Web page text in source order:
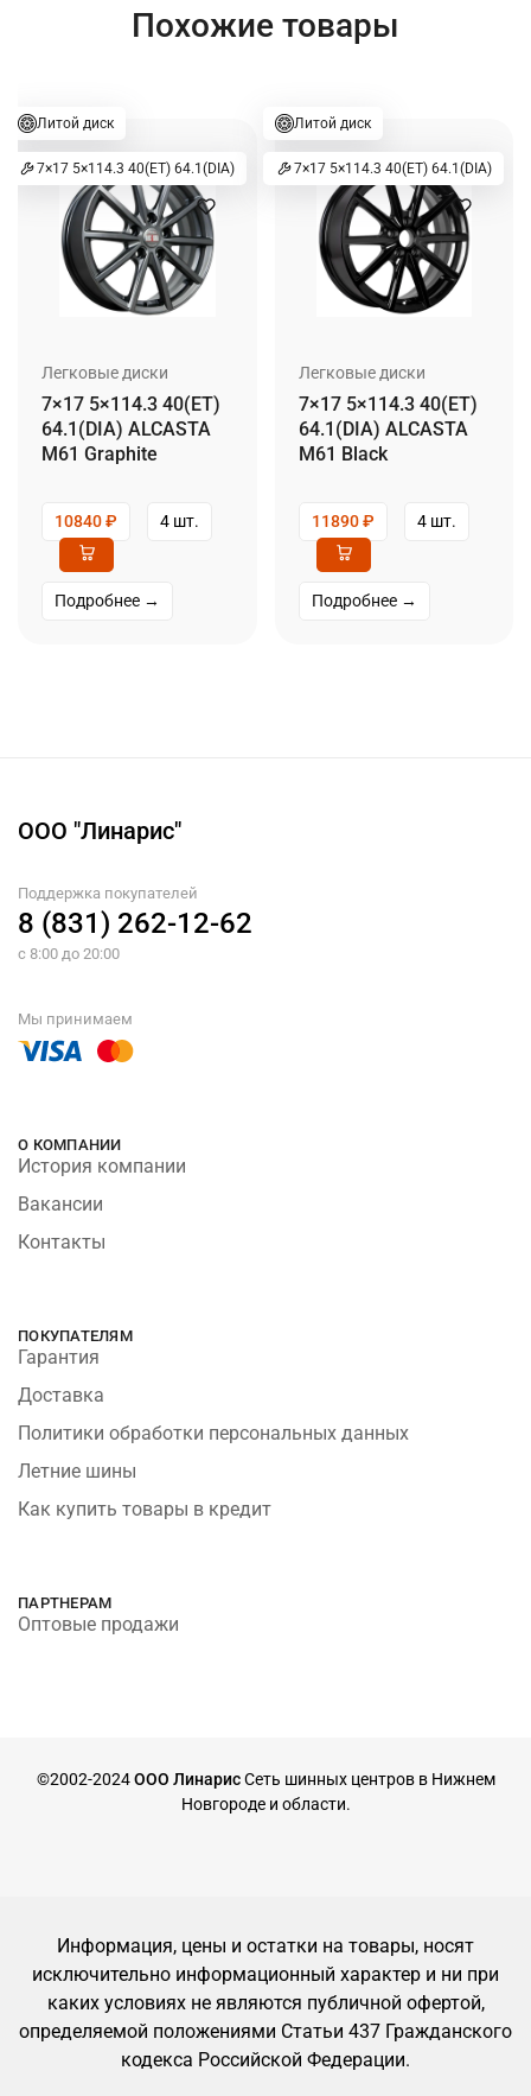
Похожие товары
Литой диск
7×17 5×114.3 40(ET) 64.1(DIA)
Легковые диски
7×17 5×114.3 40(ET)
64.1(DIA) ALCASTA
M61 Graphite
10840₽ 4 шт.
Подробнее →
Литой диск
7×17 5×114.3 40(ET) 64.1(DIA)
Легковые диски
7×17 5×114.3 40(ET)
64.1(DIA) ALCASTA
M61 Black
11890₽ 4 шт.
Подробнее →
ООО "Линарис"
Поддержка покупателей
8 (831) 262-12-62
с 8:00 до 20:00
Мы принимаем
О КОМПАНИИ
История компании
Вакансии
Контакты
ПОКУПАТЕЛЯМ
Гарантия
Доставка
Политики обработки персональных данных
Летние шины
Как купить товары в кредит
ПАРТНЕРАМ
Оптовые продажи
©2002-2024ООО ЛинарисСеть шинных центров в Нижнем
Новгороде и области.
Информация, цены и остатки на товары, носят
исключительно информационный характер и ни при
каких условиях не являются публичной офертой,
определяемой положениями Статьи 437 Гражданского
кодекса Российской Федерации.